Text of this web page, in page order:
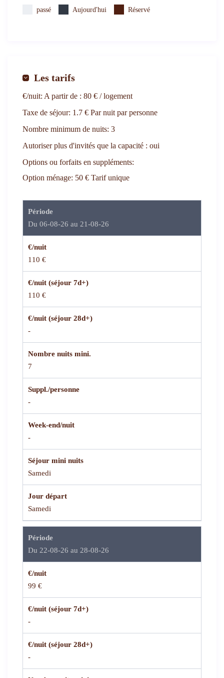
passé Aujourd'hui Réservé
Les tarifs
€/nuit: A partir de : 80 € / logement
Taxe de séjour: 1.7 € Par nuit par personne
Nombre minimum de nuits: 3
Autoriser plus d'invités que la capacité :oui
Options ou forfaits en suppléments:
Option ménage: 50 € Tarif unique
Période
Du 06-08-26 au 21-08-26
€/nuit
110 €
€/nuit (séjour 7d+)
110 €
€/nuit (séjour 28d+)
-
Nombre nuits mini.
7
Suppl./personne
-
Week-end/nuit
-
Séjour mini nuits
Samedi
Jour départ
Samedi
Période
Du 22-08-26 au 28-08-26
€/nuit
99 €
€/nuit (séjour 7d+)
-
€/nuit (séjour 28d+)
-